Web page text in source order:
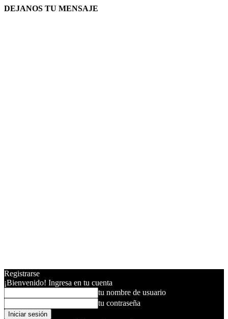
DEJANOS TU MENSAJE
Registrarse
¡Bienvenido! Ingresa en tu cuenta
tu nombre de usuario
tu contraseña